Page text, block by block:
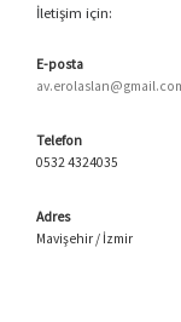
İletişim için:
E-posta
Telefon
0532 4324035
Adres
Mavişehir / İzmir